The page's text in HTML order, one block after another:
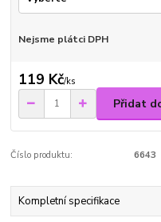
Nejsme plátci DPH
119 Kč/ks
Přidat
Číslo produktu: 6643
Kompletní specifikace